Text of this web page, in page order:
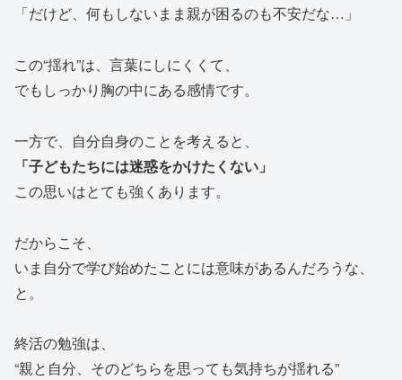
「だけど、何もしないまま親が困るのも不安だな…」
この“揺れ”は、言葉にしにくくて、
でもしっかり胸の中にある感情です。
一方で、自分自身のことを考えると、
「子どもたちには迷惑をかけたくない」
この思いはとても強くあります。
だからこそ、
いま自分で学び始めたことには意味があるんだろうな、
と。
終活の勉強は、
“親と自分、そのどちらを思っても気持ちが揺れる”